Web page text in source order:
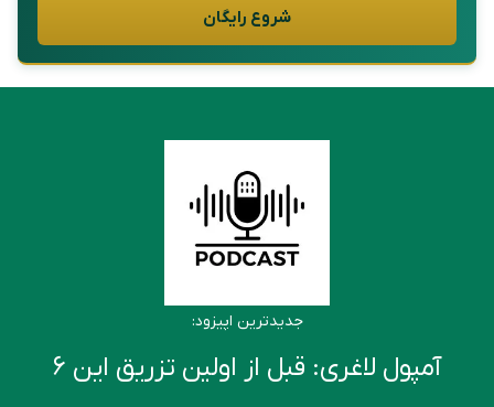
شروع رایگان
جدیدترین اپیزود:
آمپول لاغری: قبل از اولین تزریق این ۶